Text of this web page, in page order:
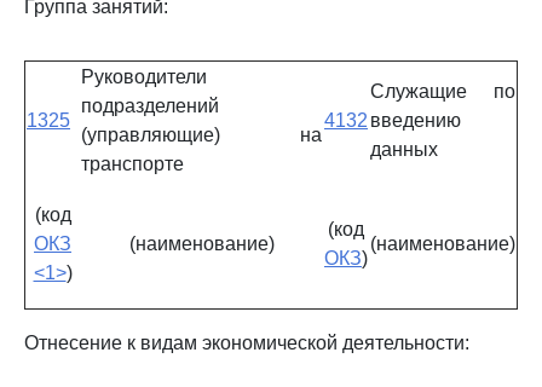
Группа занятий:
1325
Руководители
подразделений
(управляющие) на
транспорте
4132
Служащие по
введению
данных
(код
ОКЗ
<1>)
(наименование)
(код
ОКЗ)
(наименование)
Отнесение к видам экономической деятельности: